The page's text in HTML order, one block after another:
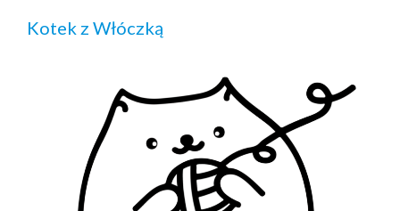
Kotek z Włóczką